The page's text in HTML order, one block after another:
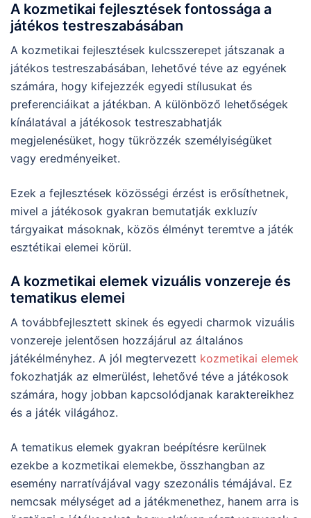
A kozmetikai fejlesztések fontossága a
játékos testreszabásában
A kozmetikai fejlesztések kulcsszerepet játszanak a
játékos testreszabásában, lehetővé téve az egyének
számára, hogy kifejezzék egyedi stílusukat és
preferenciáikat a játékban. A különböző lehetőségek
kínálatával a játékosok testreszabhatják
megjelenésüket, hogy tükrözzék személyiségüket
vagy eredményeiket.
Ezek a fejlesztések közösségi érzést is erősíthetnek,
mivel a játékosok gyakran bemutatják exkluzív
tárgyaikat másoknak, közös élményt teremtve a játék
esztétikai elemei körül.
A kozmetikai elemek vizuális vonzereje és
tematikus elemei
A továbbfejlesztett skinek és egyedi charmok vizuális
vonzereje jelentősen hozzájárul az általános
játékélményhez. A jól megtervezett kozmetikai elemek
fokozhatják az elmerülést, lehetővé téve a játékosok
számára, hogy jobban kapcsolódjanak karaktereikhez
és a játék világához.
A tematikus elemek gyakran beépítésre kerülnek
ezekbe a kozmetikai elemekbe, összhangban az
esemény narratívájával vagy szezonális témájával. Ez
nemcsak mélységet ad a játékmenethez, hanem arra is